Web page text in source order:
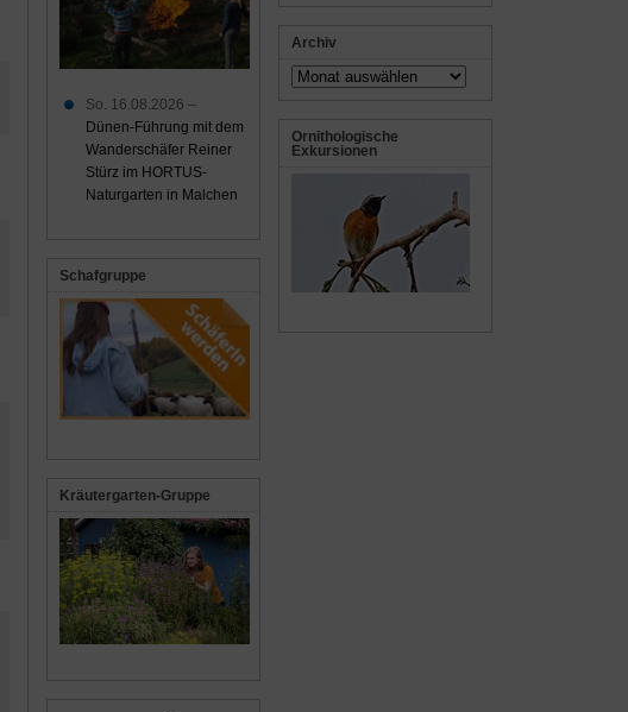
Archiv
Archiv
Ornithologische
Exkursionen
So. 16.08.2026 –
Dünen-Führung mit dem
Wanderschäfer Reiner
Stürz im HORTUS-
Naturgarten in Malchen
Schafgruppe
Kräutergarten-Gruppe